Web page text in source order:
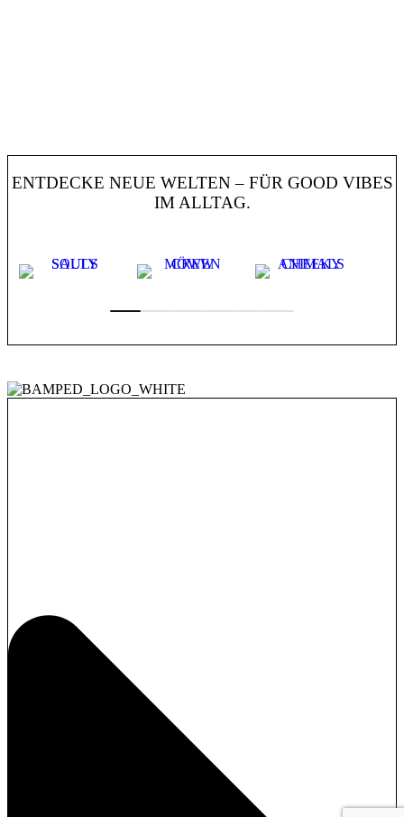
ENTDECKE NEUE WELTEN – FÜR GOOD VIBES
IM ALLTAG.